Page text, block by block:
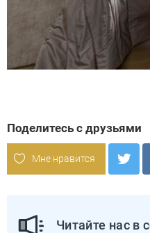
Поделитесь с друзьями
Мне нравится
Читайте нас в